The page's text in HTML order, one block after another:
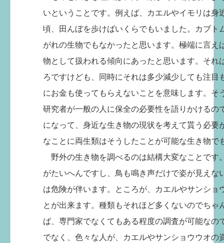
いということです。例えば、カエルやイモリは身
頃、田んぼを歩けばいくらでもいました。カブト
がれの生物でもなかったと思います。極端に言え
物として扱われる傾向にあったと思います。それ
ろですけども、同時にそれは多少減少しても注目
にお金も使ってもらえないことを意味します。そ
研究者が一般の人に保全の必要性を語りかけるの
になって、身近な生き物の現状を考えて貰う必要
なことに両生類はそうしたことが可能な生き物で
野外の生き物を調べるのは結構大変なことです
がたいへんですし、鳥も鳴き声だけで姿が見えな
は危険が伴います。ところが、カエルやサンショ
とが出来ます。種類もそれほど多くないのでちゃ
ば、専門家でなくてもある程度の調査が可能なの
でなく、色々な人が、カエルやサンショウウオの